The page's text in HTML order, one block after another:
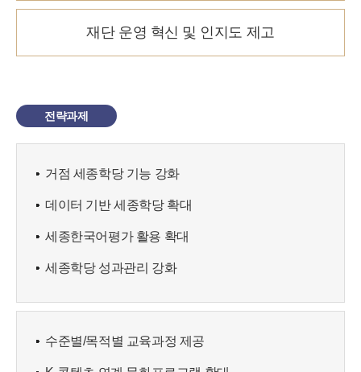
재단 운영 혁신 및 인지도 제고
전략과제
거점 세종학당 기능 강화
데이터 기반 세종학당 확대
세종한국어평가 활용 확대
세종학당 성과관리 강화
수준별/목적별 교육과정 제공